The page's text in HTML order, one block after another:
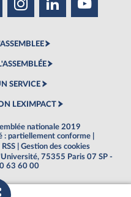
SERVICE
LEXIMPACT
nationale 2019
: partiellement conforme
RSS
Gestion des cookies
75355 Paris 07 SP -
63 60 00